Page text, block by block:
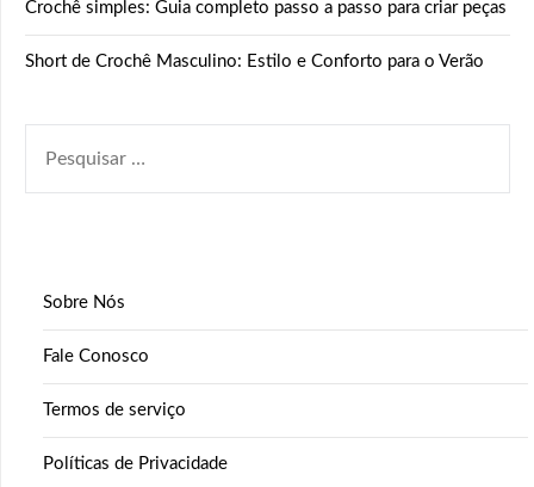
Crochê simples: Guia completo passo a passo para criar peças
Short de Crochê Masculino: Estilo e Conforto para o Verão
POR:
Sobre Nós
Fale Conosco
Termos de serviço
Políticas de Privacidade